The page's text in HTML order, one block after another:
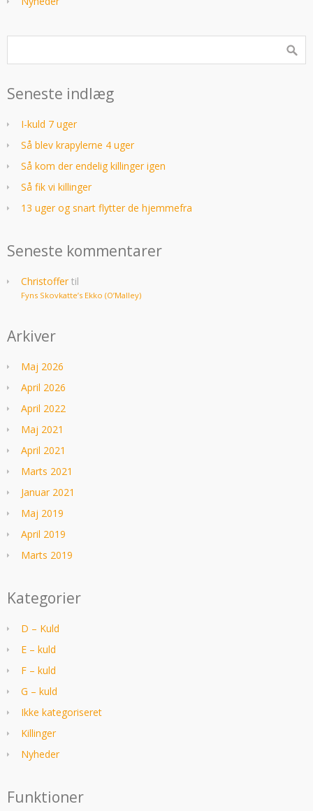
Seneste indlæg
I-kuld 7 uger
Så blev krapylerne 4 uger
Så kom der endelig killinger igen
Så fik vi killinger
13 uger og snart flytter de hjemmefra
Seneste kommentarer
Christoffertil
Fyns Skovkatte’s Ekko (O’Malley)
Arkiver
Maj 2026
April 2026
April 2022
Maj 2021
April 2021
Marts 2021
Januar 2021
Maj 2019
April 2019
Marts 2019
Kategorier
D – Kuld
E – kuld
F – kuld
G – kuld
Ikke kategoriseret
Killinger
Nyheder
Funktioner